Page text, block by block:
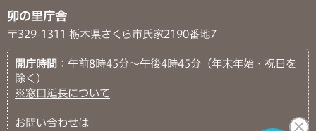
卯の里庁舎
〒329-1311 栃木県さくら市氏家2190番地7
開庁時間 ：午前8時45分～午後4時45分（年末年始・祝日を
除く）
※窓口延長について
お問い合わせは